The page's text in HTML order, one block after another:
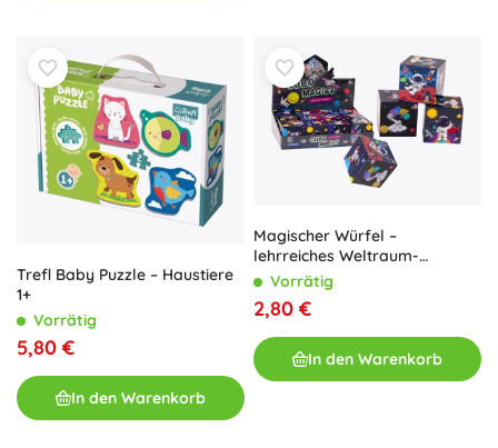
Trefl Baby Puzzle – Haustiere
1+
Vorrätig
5,80 €
In den Warenkorb
Magischer Würfel –
lehrreiches Weltraum-
Spielzeug
Vorrätig
2,80 €
In den Warenkorb